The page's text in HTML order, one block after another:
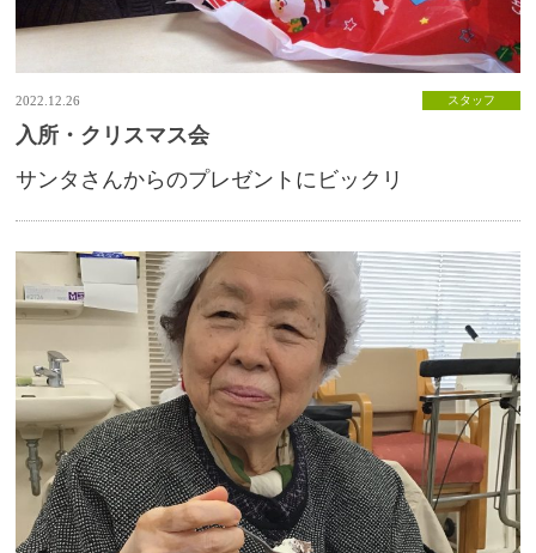
2022.12.26 スタッフ
入所・クリスマス会
サンタさんからのプレゼントにビックリ